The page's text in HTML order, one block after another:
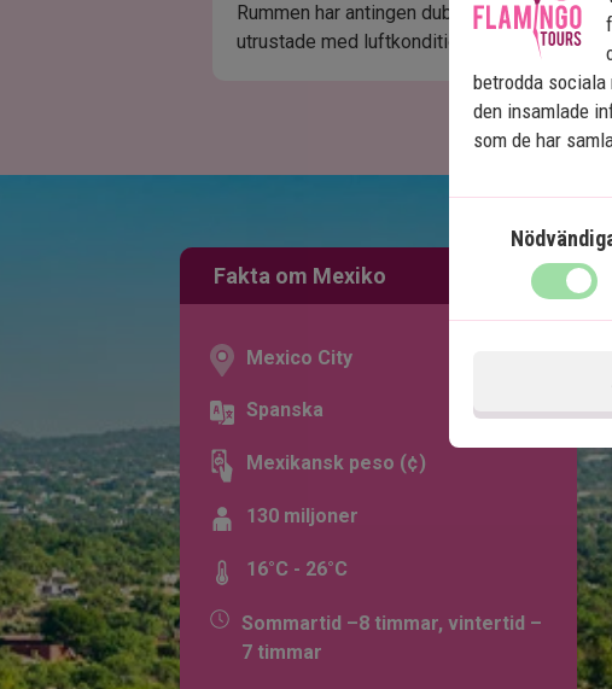
Rummen har antingen dubbelsäng eller två
utrustade med luftkonditionering, Wi-Fi, tv
Fakta om Mexiko
Mexico City
Spanska
Mexikansk peso (¢)
130 miljoner
16°C - 26°C
Sommartid –8 timmar, vintertid –
7 timmar
betrodda sociala
den insamlade
som de har